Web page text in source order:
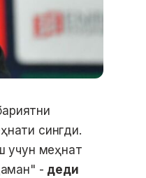
сингди.
учун меҳнат
- деди